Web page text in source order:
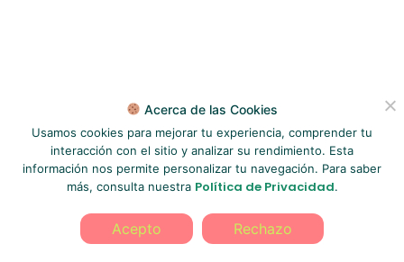
Acerca de las Cookies
Usamos cookies para mejorar tu experiencia, comprender tu
interacción con el sitio y analizar su rendimiento. Esta
información nos permite personalizar tu navegación. Para saber
más, consulta nuestra Política de Privacidad.
Acepto Rechazo